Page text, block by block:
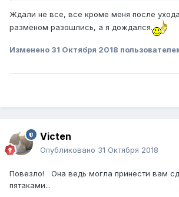
Ждали не все, все кроме меня после
разменом разошлись, а я дождался.
Изменено 31 Октября 2018
Victen
Опубликовано 31 Октября 2018
Повезло! Она ведь могла принести вам
пятаками...